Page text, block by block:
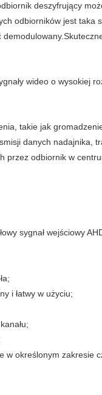
deszyfrujący
odbiorników jest taka
wideo o wysokiej
takie jak
danych nadajnika,
przez odbiornik w
sygnał wejściowy
i łatwy w użyciu;
w określonym zakresie